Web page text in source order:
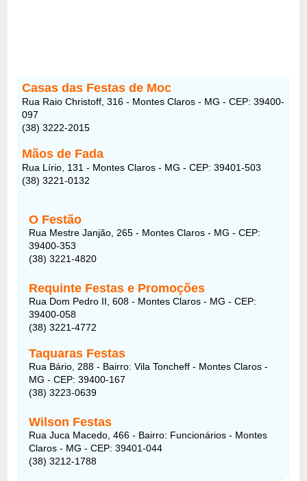
Casas das Festas de Moc
Rua Raio Christoff, 316 - Montes Claros - MG - CEP: 39400-
097
(38) 3222-2015
Mãos de Fada
Rua Lírio, 131 - Montes Claros - MG - CEP: 39401-503
(38) 3221-0132
O Festão
Rua Mestre Janjão, 265 - Montes Claros - MG - CEP:
39400-353
(38) 3221-4820
Requinte Festas e Promoções
Rua Dom Pedro II, 608 - Montes Claros - MG - CEP:
39400-058
(38) 3221-4772
Taquaras Festas
Rua Bário, 288 - Bairro: Vila Toncheff - Montes Claros -
MG - CEP: 39400-167
(38) 3223-0639
Wilson Festas
Rua Juca Macedo, 466 - Bairro: Funcionários - Montes
Claros - MG - CEP: 39401-044
(38) 3212-1788